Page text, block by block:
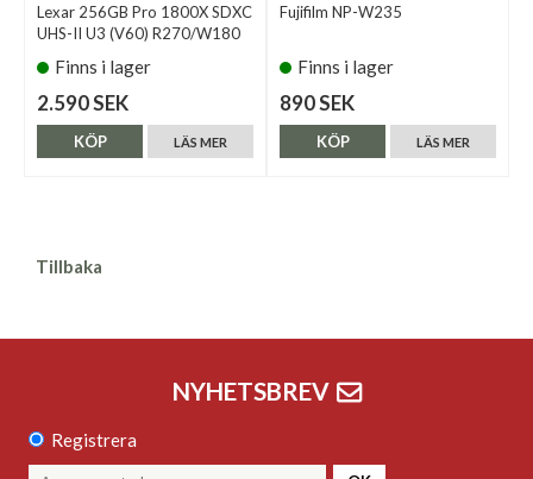
Lexar 256GB Pro 1800X SDXC
UHS-II U3 (V60) R270/W180
Finns i lager
2.590 SEK
LÄS MER
KÖP
Fujifilm NP-W235
Finns i lager
890 SEK
LÄS MER
KÖP
Tillbaka
NYHETSBREV
Registrera